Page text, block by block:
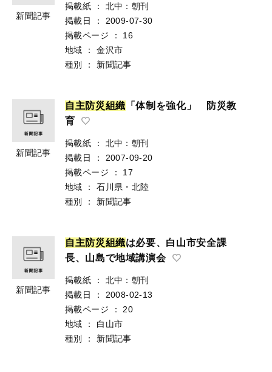
新聞記事
掲載紙 ：
北中：朝刊
掲載日
：
2009-07-30
掲載ページ
：
16
地域
：
金沢市
種別
： 新聞記事
新聞記事
自 主防災組織 「体制を強化」 防災教
育
掲載紙 ：
北中：朝刊
掲載日
：
2007-09-20
掲載ページ
：
17
地域
：
石川県・北陸
種別
： 新聞記事
新聞記事
自 主防災組織は必要、白山市安全課
長、山島で地域講演会
掲載紙 ：
北中：朝刊
掲載日
：
2008-02-13
掲載ページ
：
20
地域
：
白山市
種別
： 新聞記事